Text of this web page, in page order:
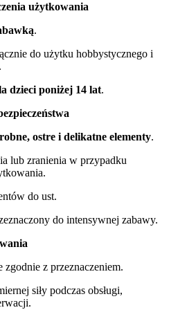
użytkowania
.
do użytku hobbystycznego i
dzieci poniżej 14 lat.
ostre i delikatne elementy.
lub zranienia w przypadku
do ust.
do intensywnej zabawy.
zgodnie z przeznaczeniem.
siły podczas obsługi,